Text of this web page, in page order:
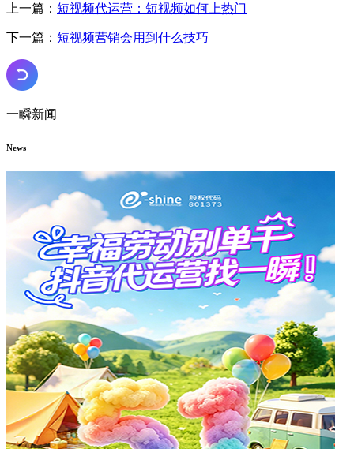
上一篇： 短视频代运营：短视频如何上热门
下一篇： 短视频营销会用到什么技巧
一瞬新闻
News